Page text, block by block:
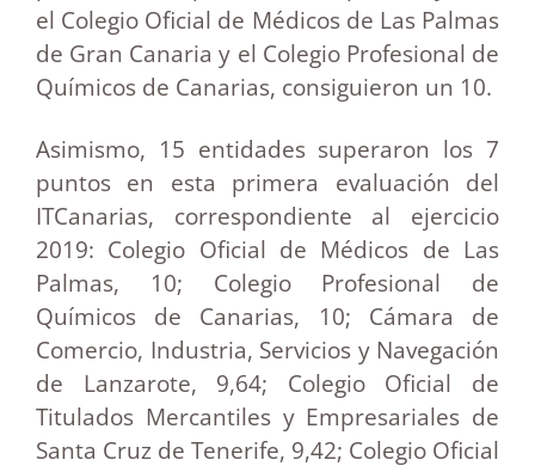
el Colegio Oficial de Médicos de Las Palmas
de Gran Canaria y el Colegio Profesional de
Químicos de Canarias, consiguieron un 10.
Asimismo, 15 entidades superaron los 7
puntos en esta primera evaluación del
ITCanarias, correspondiente al ejercicio
2019: Colegio Oficial de Médicos de Las
Palmas, 10; Colegio Profesional de
Químicos de Canarias, 10; Cámara de
Comercio, Industria, Servicios y Navegación
de Lanzarote, 9,64; Colegio Oficial de
Titulados Mercantiles y Empresariales de
Santa Cruz de Tenerife, 9,42; Colegio Oficial